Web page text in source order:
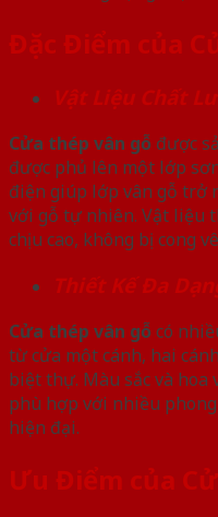
Đặc Điểm của
Vật Liệu Chất
Cửa thép vân gỗ được
được phủ lên một lớp
điện giúp lớp vân gỗ trở
với gỗ tự nhiên. Vật liệu
chịu cao, không bị cong
Thiết Kế Đa
Cửa thép vân gỗ có
từ cửa một cánh, hai
biệt thự. Màu sắc và hoa
phù hợp với nhiều
hiện đại.
Ưu Điểm của